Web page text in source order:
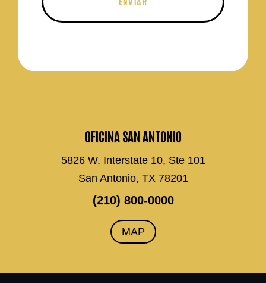
OFICINA SAN ANTONIO
5826 W. Interstate 10, Ste 101
San Antonio, TX 78201
(210) 800-0000
MAP